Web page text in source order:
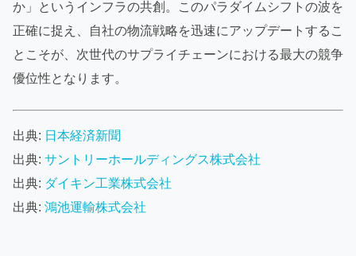
か」というインフラの共創。このパラダイムシフトの波を
正確に捉え、自社の物流戦略を迅速にアップデートするこ
とこそが、次世代のサプライチェーンにおける最大の競争
優位性となります。
出典: 日本経済新聞
出典: サントリーホールディングス株式会社
出典: ダイキン工業株式会社
出典: 鴻池運輸株式会社